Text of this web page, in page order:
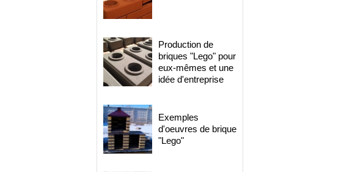
Production de
briques "Lego" pour
eux-mêmes et une
idée d'entreprise
Exemples
d'oeuvres de brique
"Lego"